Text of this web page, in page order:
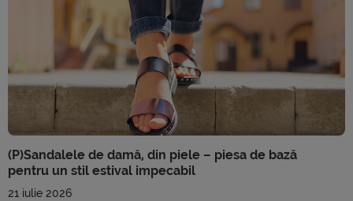
(P)Sandalele de damă, din piele – piesa de bază
pentru un stil estival impecabil
21 iulie 2026